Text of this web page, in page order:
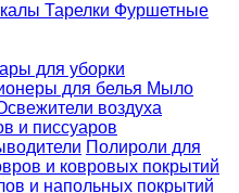
Тарелки Фуршетные
для уборки
для белья Мыло
воздуха
и писсуаров
Полироли для
и ковровых покрытий
и напольных покрытий